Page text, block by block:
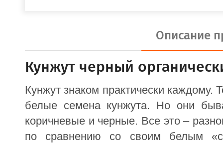
Описание
Кунжут черный
Кунжут знаком практически
белые семена кунжута. Но они
коричневые и черные. Все это –
по сравнению со своим белым